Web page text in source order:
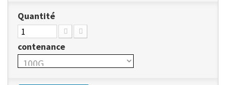
Quantité
contenance